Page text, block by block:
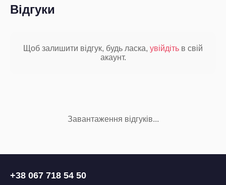
Відгуки
Щоб залишити відгук, будь ласка, увійдіть в свій
акаунт.
Завантаження відгуків...
+38 067 718 54 50